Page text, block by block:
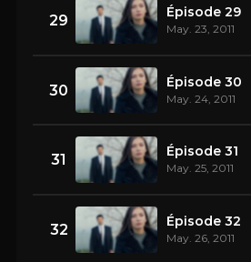
29 Épisode 29
May. 23, 2011
30 Épisode 30
May. 24, 2011
31 Épisode 31
May. 25, 2011
32 Épisode 32
May. 26, 2011